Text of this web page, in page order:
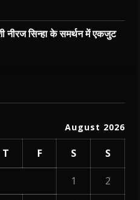
नीरज सिन्हा के समर्थन में एकजुट
August 2026
T F S S
1
2